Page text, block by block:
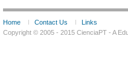
Home Contact Us
Links
Copyright © 2005 - 2015 CienciaPT - A